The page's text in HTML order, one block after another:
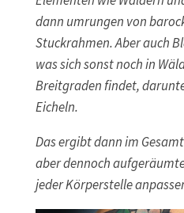
dann umrungen von
Stuckrahmen. Aber auch
was sich sonst noch in
Breitgraden findet,
Eicheln.
Das ergibt dann im
aber dennoch
jeder Körperstelle